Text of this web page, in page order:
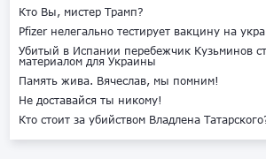
Кто Вы, мистер Трамп?
Pfizer нелегально тестирует вакцину на
Убитый в Испании перебежчик Кузьминов
материалом для Украины
Память жива. Вячеслав, мы помним!
Не доставайся ты никому!
Кто стоит за убийством Владлена